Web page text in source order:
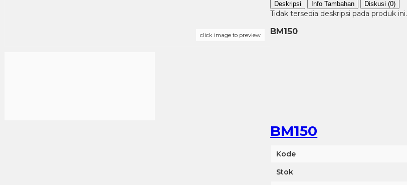
click image to preview
BM150
Kode
Stok
Deskripsi Info Tambahan Diskusi (0)
Tidak tersedia deskripsi pada produk ini.
BM150